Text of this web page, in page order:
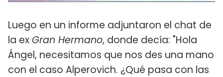
Luego en un informe adjuntaron el chat de
la ex Gran Hermano, donde decía: "Hola
Ángel, necesitamos que nos des una mano
con el caso Alperovich. ¿Qué pasa con las